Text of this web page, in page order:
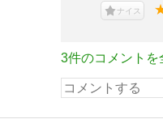
ナイス
3件のコメントを